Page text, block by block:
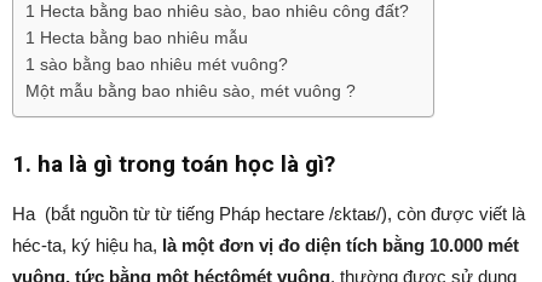
1 Hecta bằng bao nhiêu sào, bao nhiêu công đất?
1 Hecta bằng bao nhiêu mẫu
1 sào bằng bao nhiêu mét vuông?
Một mẫu bằng bao nhiêu sào, mét vuông ?
1. ha là gì trong toán học là gì?
Ha (bắt nguồn từ từ tiếng Pháp hectare /ɛktaʁ/), còn được viết là
héc-ta, ký hiệu ha, là một đơn vị đo diện tích bằng 10.000 mét
vuông, tức bằng một héctômét vuông, thường được sử dụng